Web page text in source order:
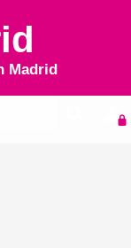
Madrid